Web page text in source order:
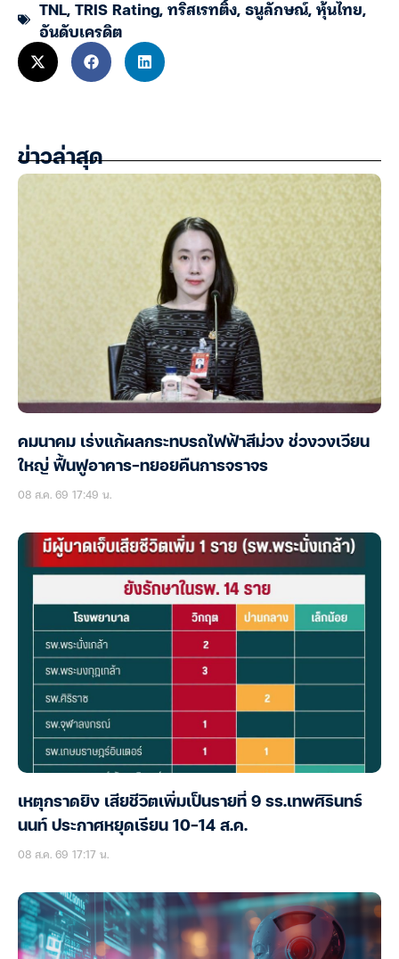
TNL,TRIS Rating,ทริสเรทติ้ง,ธนูลักษณ์,หุ้นไทย,
อันดับเครดิต
ข่าวล่าสุด
คมนาคม เร่งแก้ผลกระทบรถไฟฟ้าสีม่วง ช่วงวงเวียน
ใหญ่ ฟื้นฟูอาคาร-ทยอยคืนการจราจร
08 ส.ค. 69 17:49 น.
เหตุกราดยิง เสียชีวิตเพิ่มเป็นรายที่ 9 รร.เทพศิรินทร์
นนท์ ประกาศหยุดเรียน 10-14 ส.ค.
08 ส.ค. 69 17:17 น.